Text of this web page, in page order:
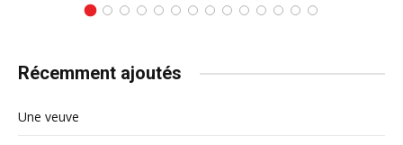
Récemment ajoutés
Une veuve